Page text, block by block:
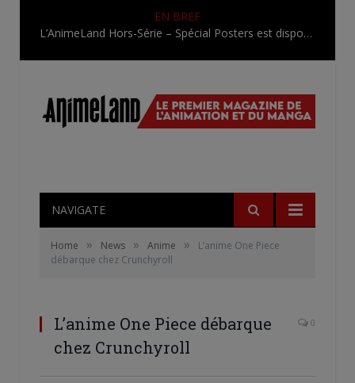
EN BREF
L’AnimeLand Hors-Série – Spécial Posters est disponible !
NAVIGATE
Home » News » Anime »
L’anime One Piece
débarque chez Crunchyroll
L’anime One Piece débarque
chez Crunchyroll
0